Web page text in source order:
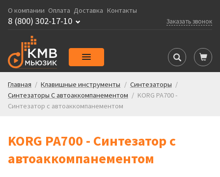
О компании Оплата Доставка Контакты
Заказать звонок
8 (800) 302-17-10
Главная / Клавишные инструменты / Синтезаторы /
Синтезаторы С автоаккомпанементом / KORG PA700 -
Синтезатор c автоаккомпанементом
KORG PA700 - Синтезатор c
автоаккомпанементом